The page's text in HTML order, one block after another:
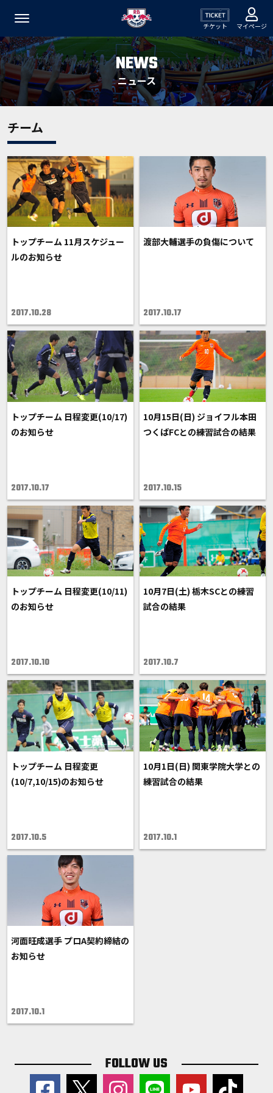
チケット マイページ
NEWS
ニュース
チーム
トップチーム 11月スケジュー
ルのお知らせ
2017.10.28
渡部大輔選手の負傷について
2017.10.17
トップチーム 日程変更(10/17)
のお知らせ
2017.10.17
10月15日(日) ジョイフル本田
つくばFCとの練習試合の結果
2017.10.15
トップチーム 日程変更(10/11)
のお知らせ
2017.10.10
10月7日(土) 栃木SCとの練習
試合の結果
2017.10.7
トップチーム 日程変更
(10/7,10/15)のお知らせ
2017.10.5
10月1日(日) 関東学院大学との
練習試合の結果
2017.10.1
河面旺成選手 プロA契約締結の
お知らせ
2017.10.1
FOLLOW US